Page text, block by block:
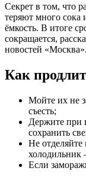
Секрет в том, что
теряют много сока
ёмкость. В итоге
сокращается,
новостей «Москва».
Как
Мойте их не
съесть;
Держите при
сохранить
Не отделяйте
холодильник
Если